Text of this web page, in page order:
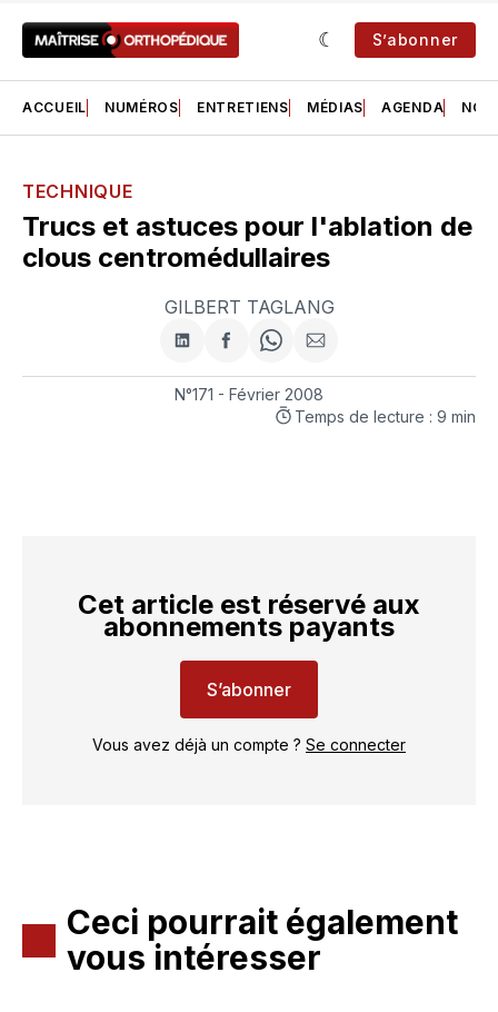
S’abonner
ACCUEIL NUMÉROS ENTRETIENS MÉDIAS AGENDA NOS
TECHNIQUE
Trucs et astuces pour l'ablation de
clous centromédullaires
GILBERT TAGLANG
Partager
sur
LinkedIn
Partager
sur
Facebook
Share
on
WhatsApp
Partager
par
courriel
N°171 - Février 2008
Temps de lecture : 9 min
Cet article est réservé aux
abonnements payants
S’abonner
Vous avez déjà un compte ? Se connecter
Ceci pourrait également
vous intéresser